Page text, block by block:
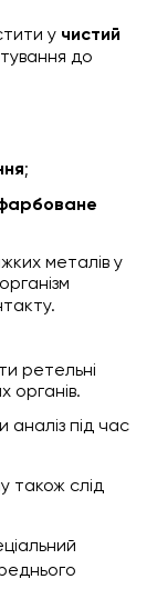
у чистий
до
;
металів у
ретельні
органів.
аналіз під час
також слід